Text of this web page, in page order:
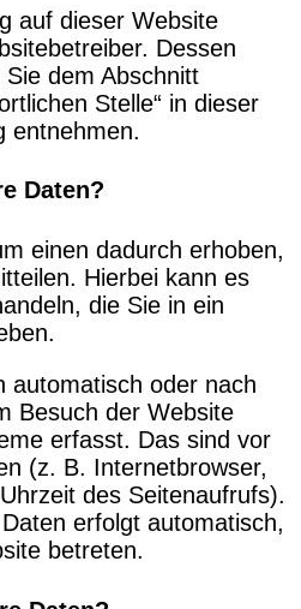
auf dieser Website
Dessen
dem Abschnitt
Stelle“ in dieser
entnehmen.
Daten?
einen dadurch erhoben,
Hierbei kann es
die Sie in ein
automatisch oder nach
Besuch der Website
erfasst. Das sind vor
(z. B. Internetbrowser,
des Seitenaufrufs).
erfolgt automatisch,
betreten.